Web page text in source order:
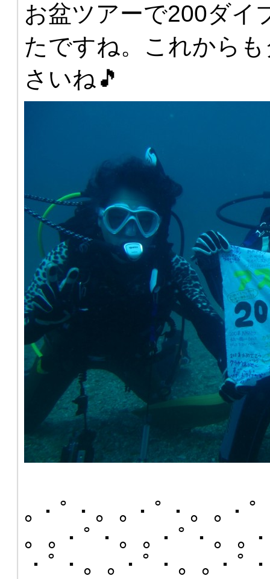
お盆ツアーで200ダイ
たですね。これから
さいね🎵
｡・ﾟ・。｡・ﾟ・。｡・
。｡・ﾟ・。｡・ﾟ・。｡
・ﾟ・。｡・ﾟ・。｡・ﾟ